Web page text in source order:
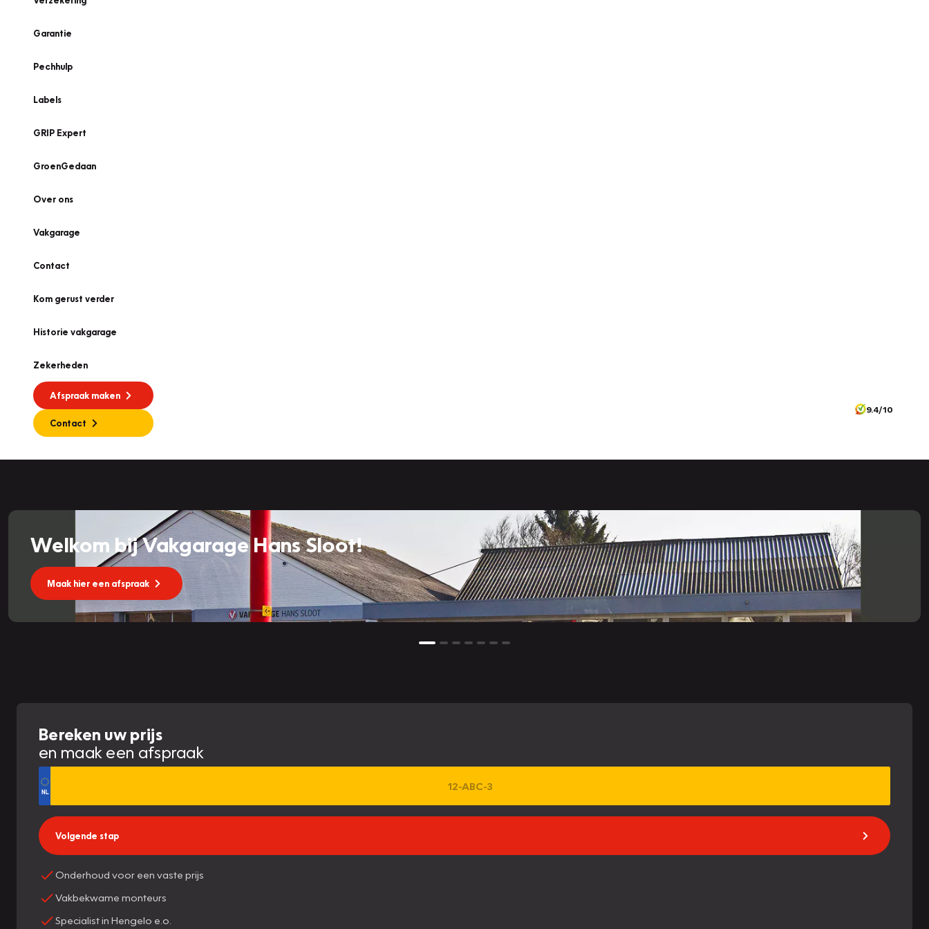
Garantie
Pechhulp
Labels
GRIP Expert
GroenGedaan
Over ons
Vakgarage
Contact
Kom gerust verder
Historie vakgarage
Zekerheden
Afspraak maken
Contact
9.4/10
Welkom bij Vakgarage Hans Sloot!
Maak hier een afspraak
Bereken uw prijs
en maak een afspraak
Volgende stap
Onderhoud voor een vaste prijs
Vakbekwame monteurs
Specialist in Hengelo e.o.